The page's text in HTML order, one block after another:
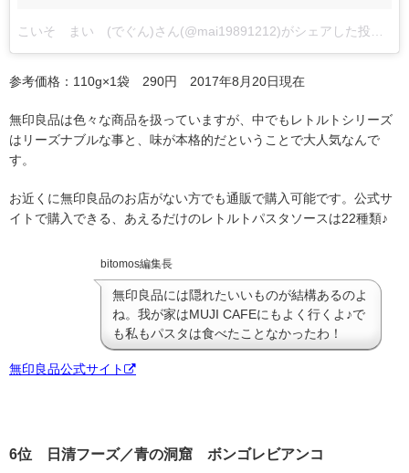
参考価格：110g×1袋 290円 2017年8月20日現在
無印良品は色々な商品を扱っていますが、中でもレトルトシリーズ
はリーズナブルな事と、味が本格的だということで大人気なんで
す。
お近くに無印良品のお店がない方でも通販で購入可能です。公式サ
イトで購入できる、あえるだけのレトルトパスタソースは22種類♪
bitomos編集長
無印良品には隠れたいいものが結構あるのよ
ね。我が家はMUJI CAFEにもよく行くよ♪で
も私もパスタは食べたことなかったわ！
無印良品公式サイト
6位 日清フーズ／青の洞窟 ボンゴレビアンコ